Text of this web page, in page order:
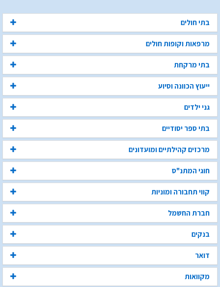
בתי חולים
מרפאות וקופות חולים
בתי מרקחת
ייעוץ הכוונה וסיוע
גני ילדים
בתי ספר יסודיים
מרכזים קהילתיים ומועדונים
חוגי המתנ"ס
קווי תחבורה ומוניות
חברת החשמל
בנקים
דואר
מקוואות